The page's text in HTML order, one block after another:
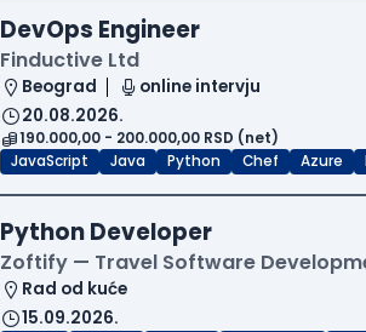
DevOps Engineer
Finductive Ltd
Beograd
online intervju
20.08.2026.
190.000,00 - 200.000,00 RSD (net)
JavaScript
Java Python Chef Azure
Python Developer
Zoftify — Travel Software
Rad od kuće
15.09.2026.